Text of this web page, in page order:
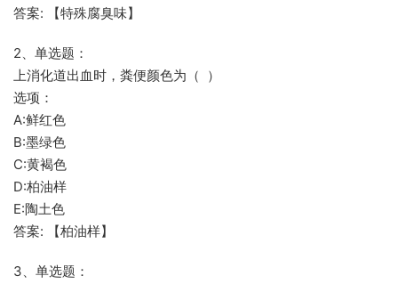
答案: 【特殊腐臭味】
2、单选题：
上消化道出血时，粪便颜色为（ ）
选项：
A:鲜红色
B:墨绿色
C:黄褐色
D:柏油样
E:陶土色
答案: 【柏油样】
3、单选题：